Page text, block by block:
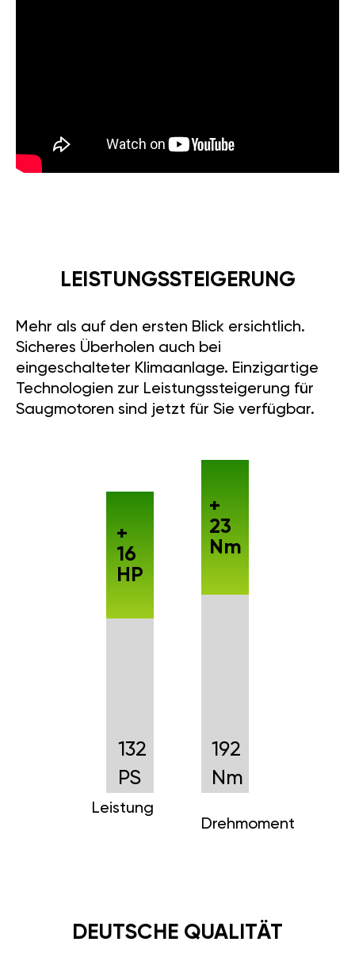
LEISTUNGSSTEIGERUNG
Mehr als auf den ersten Blick ersichtlich.
Sicheres Überholen auch bei
eingeschalteter Klimaanlage. Einzigartige
Technologien zur Leistungssteigerung für
Saugmotoren sind jetzt für Sie verfügbar.
132
PS
Leistung
+
16
HP
192
Nm
Drehmoment
+
23
Nm
DEUTSCHE QUALITÄT